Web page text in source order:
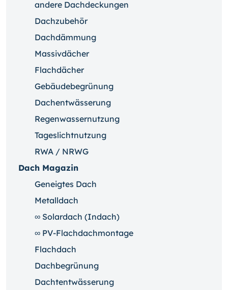
andere Dachdeckungen
Dachzubehör
Dachdämmung
Massivdächer
Flachdächer
Gebäudebegrünung
Dachentwässerung
Regenwassernutzung
Tageslichtnutzung
RWA / NRWG
Dach Magazin
Geneigtes Dach
Metalldach
∞ Solardach (Indach)
∞ PV-Flachdachmontage
Flachdach
Dachbegrünung
Dachtentwässerung